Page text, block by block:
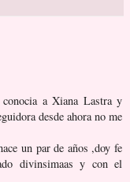
a Xiana Lastra y
desde ahora no me
un par de años ,doy fe
divinsimaas y con el